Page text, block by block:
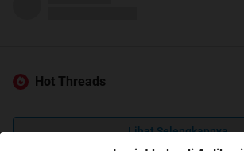
Hot Threads
Lihat Selengkapnya